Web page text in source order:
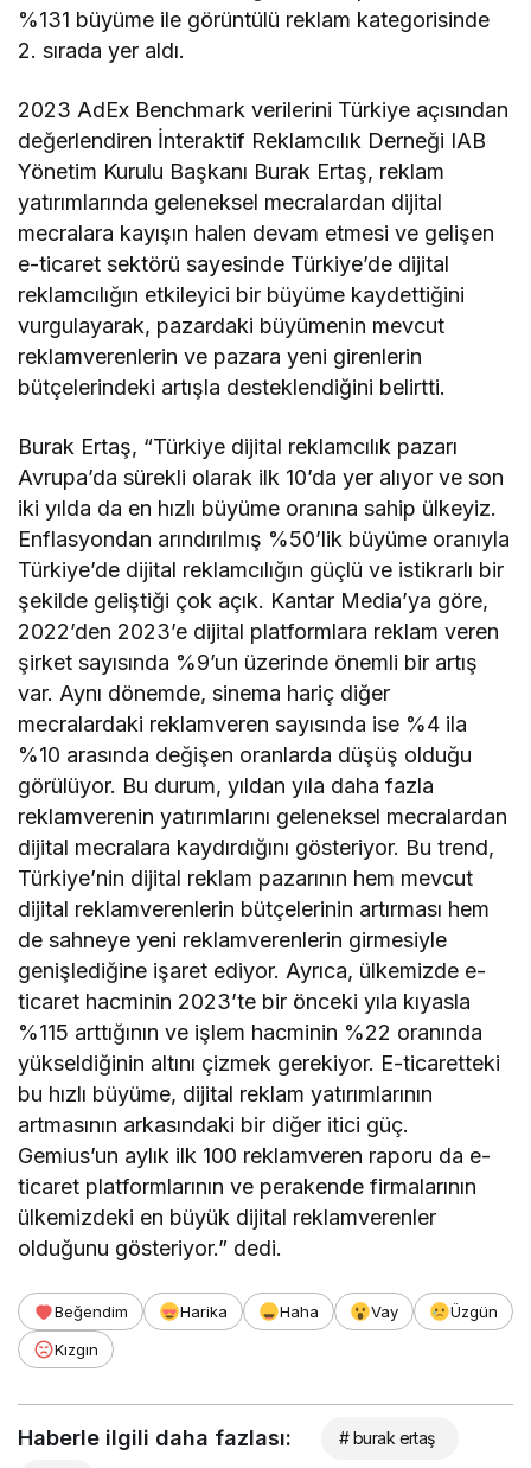
%131 büyüme ile görüntülü reklam kategorisinde
2. sırada yer aldı.
2023 AdEx Benchmark verilerini Türkiye açısından
değerlendiren İnteraktif Reklamcılık Derneği IAB
Yönetim Kurulu Başkanı Burak Ertaş, reklam
yatırımlarında geleneksel mecralardan dijital
mecralara kayışın halen devam etmesi ve gelişen
e-ticaret sektörü sayesinde Türkiye’de dijital
reklamcılığın etkileyici bir büyüme kaydettiğini
vurgulayarak, pazardaki büyümenin mevcut
reklamverenlerin ve pazara yeni girenlerin
bütçelerindeki artışla desteklendiğini belirtti.
Burak Ertaş, “Türkiye dijital reklamcılık pazarı
Avrupa’da sürekli olarak ilk 10’da yer alıyor ve son
iki yılda da en hızlı büyüme oranına sahip ülkeyiz.
Enflasyondan arındırılmış %50’lik büyüme oranıyla
Türkiye’de dijital reklamcılığın güçlü ve istikrarlı bir
şekilde geliştiği çok açık. Kantar Media’ya göre,
2022’den 2023’e dijital platformlara reklam veren
şirket sayısında %9’un üzerinde önemli bir artış
var. Aynı dönemde, sinema hariç diğer
mecralardaki reklamveren sayısında ise %4 ila
%10 arasında değişen oranlarda düşüş olduğu
görülüyor. Bu durum, yıldan yıla daha fazla
reklamverenin yatırımlarını geleneksel mecralardan
dijital mecralara kaydırdığını gösteriyor. Bu trend,
Türkiye’nin dijital reklam pazarının hem mevcut
dijital reklamverenlerin bütçelerinin artırması hem
de sahneye yeni reklamverenlerin girmesiyle
genişlediğine işaret ediyor. Ayrıca, ülkemizde e-
ticaret hacminin 2023’te bir önceki yıla kıyasla
%115 arttığının ve işlem hacminin %22 oranında
yükseldiğinin altını çizmek gerekiyor. E-ticaretteki
bu hızlı büyüme, dijital reklam yatırımlarının
artmasının arkasındaki bir diğer itici güç.
Gemius’un aylık ilk 100 reklamveren raporu da e-
ticaret platformlarının ve perakende firmalarının
ülkemizdeki en büyük dijital reklamverenler
olduğunu gösteriyor.” dedi.
Beğendim Harika Haha Vay
Üzgün
Kızgın
Haberle ilgili daha fazlası: # burak ertaş